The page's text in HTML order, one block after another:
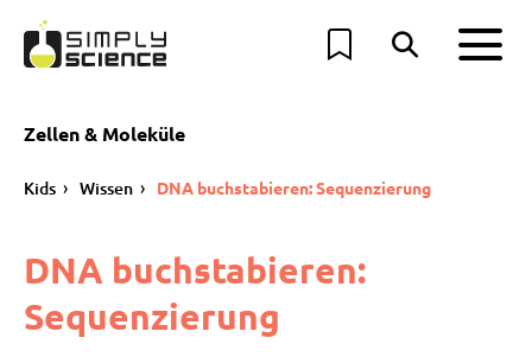
Zellen & Moleküle
Kids Wissen DNA buchstabieren: Sequenzierung
DNA buchstabieren:
Sequenzierung